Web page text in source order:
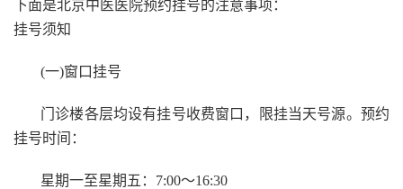
下面是北京中医医院预约挂号的注意事项：
挂号须知
(一)窗口挂号
门诊楼各层均设有挂号收费窗口，限挂当天号源。预约
挂号时间：
星期一至星期五：7:00～16:30